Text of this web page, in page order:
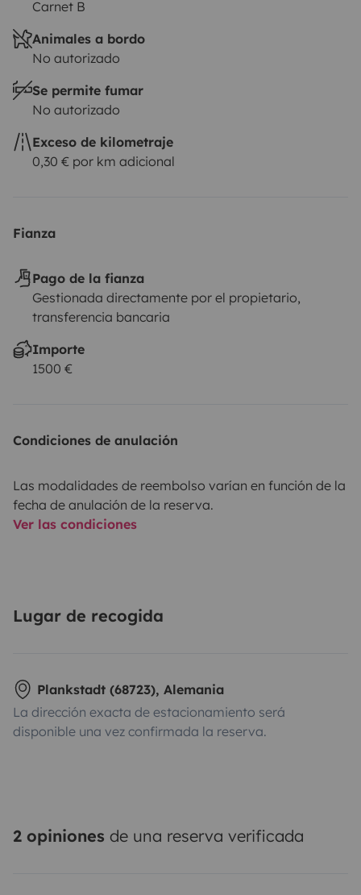
vorab angeschaut werden. Wir gehen mit euch alle
offenen Fragen und Anliegen durch. Scheut euch nicht
uns anzuschreiben - es gibt keine „dummen“ Fragen.
Carnet B
Animales a bordo
No autorizado
Se permite fumar
No autorizado
Exceso de kilometraje
0,30 € por km adicional
Fianza
Pago de la fianza
Gestionada directamente por el propietario,
transferencia bancaria
Importe
1500 €
Condiciones de anulación
Las modalidades de reembolso varían en función de la
fecha de anulación de la reserva.
Ver las condiciones
Lugar de recogida
Plankstadt (68723), Alemania
La dirección exacta de estacionamiento será
disponible una vez confirmada la reserva.
2 opiniones de una reserva verificada